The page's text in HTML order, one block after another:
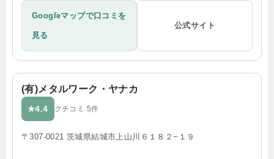
Googleマップで口コミを
見る
公式サイト
(有)メタルワーク・ヤナカ
★4.4 クチコミ 5件
〒307-0021 茨城県結城市上山川６１８２−１９